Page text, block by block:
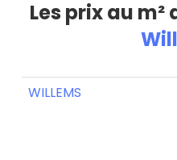
Les prix au
WILLEMS